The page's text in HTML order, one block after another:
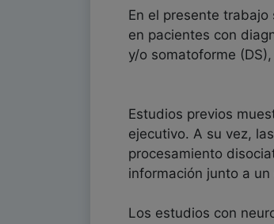
En el presente
en pacientes con
y/o somatoforme
Estudios previos
ejecutivo. A su vez,
procesamiento
información junto a
Los estudios con